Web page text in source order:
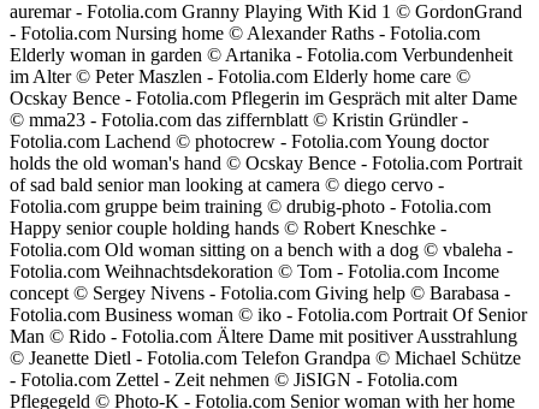
auremar - Fotolia.com Granny Playing With Kid 1 © GordonGrand
- Fotolia.com Nursing home © Alexander Raths - Fotolia.com
Elderly woman in garden © Artanika - Fotolia.com Verbundenheit
im Alter © Peter Maszlen - Fotolia.com Elderly home care ©
Ocskay Bence - Fotolia.com Pflegerin im Gespräch mit alter Dame
© mma23 - Fotolia.com das ziffernblatt © Kristin Gründler -
Fotolia.com Lachend © photocrew - Fotolia.com Young doctor
holds the old woman's hand © Ocskay Bence - Fotolia.com Portrait
of sad bald senior man looking at camera © diego cervo -
Fotolia.com gruppe beim training © drubig-photo - Fotolia.com
Happy senior couple holding hands © Robert Kneschke -
Fotolia.com Old woman sitting on a bench with a dog © vbaleha -
Fotolia.com Weihnachtsdekoration © Tom - Fotolia.com Income
concept © Sergey Nivens - Fotolia.com Giving help © Barabasa -
Fotolia.com Business woman © iko - Fotolia.com Portrait Of Senior
Man © Rido - Fotolia.com Ältere Dame mit positiver Ausstrahlung
© Jeanette Dietl - Fotolia.com Telefon Grandpa © Michael Schütze
- Fotolia.com Zettel - Zeit nehmen © JiSIGN - Fotolia.com
Pflegegeld © Photo-K - Fotolia.com Senior woman with her home